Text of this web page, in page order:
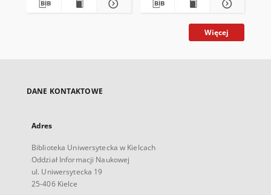
Więcej
DANE KONTAKTOWE
Adres
Biblioteka Uniwersytecka w Kielcach
Oddział Informacji Naukowej
ul. Uniwersytecka 19
25-406 Kielce